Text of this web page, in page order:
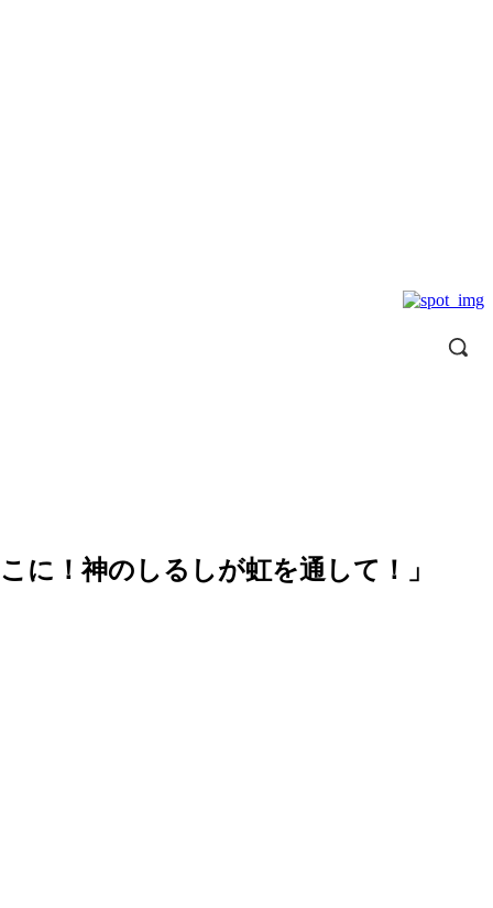
に！神のしるしが虹を通して！」